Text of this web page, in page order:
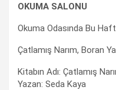
OKUMA SALONU
Okuma Odasında Bu
Çatlamış Narım, Boran
Kitabın Adı: Çatlamış
Yazan: Seda Kaya